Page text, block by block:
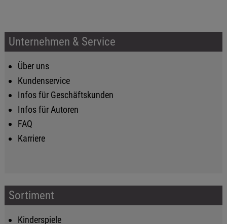
Unternehmen & Service
Über uns
Kundenservice
Infos für Geschäftskunden
Infos für Autoren
FAQ
Karriere
Sortiment
Kinderspiele